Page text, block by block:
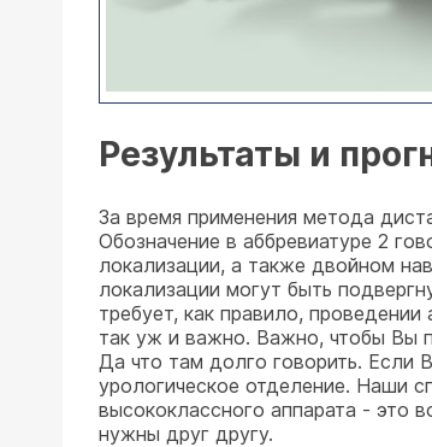
Результаты и
За время применения метода
Обозначение в аббревиатуре 2
локализации, а также двойном
локализации могут быть
требует, как правило,
так уж и важно. Важно, чтобы Вы
Да что там долго говорить. Если
урологическое отделение. Наши
высококлассного аппарата -
нужны друг другу.